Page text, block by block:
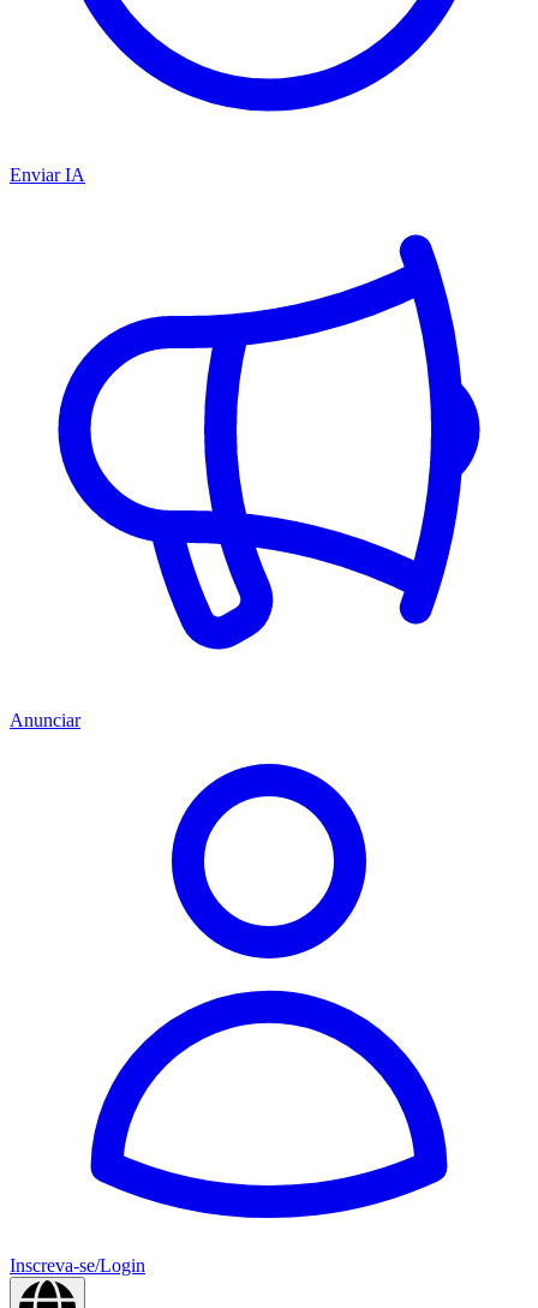
Enviar IA
Anunciar
Inscreva-se/Login